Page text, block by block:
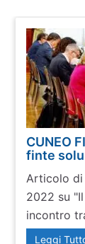
CUNEO
finte
Articolo di
2022 su
incontro
Leggi